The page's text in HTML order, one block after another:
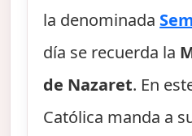
la denominada
día se recuerda la
de Nazaret. En
Católica manda a